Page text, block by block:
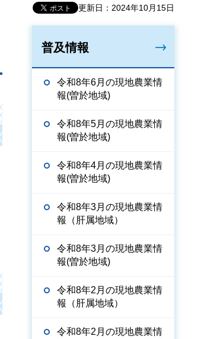
更新日：2024年10月15日
普及情報
令和8年6月の現地農業情
報(曽於地域)
令和8年5月の現地農業情
報(曽於地域)
令和8年4月の現地農業情
報(曽於地域)
令和8年3月の現地農業情
報（肝属地域）
令和8年3月の現地農業情
報(曽於地域)
令和8年2月の現地農業情
報（肝属地域）
令和8年2月の現地農業情